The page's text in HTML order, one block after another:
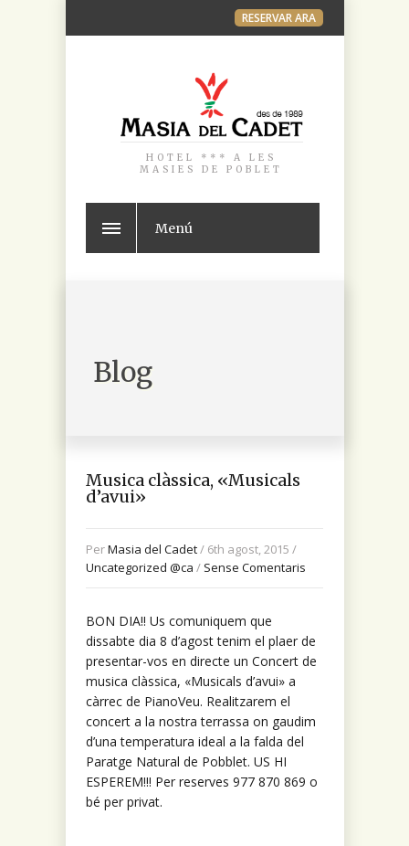
RESERVAR ARA
HOTEL *** A LES
MASIES DE POBLET
Menú
Blog
Musica clàssica, «Musicals
d’avui»
PerMasia del Cadet/ 6th agost, 2015 /
Uncategorized @ca / Sense Comentaris
BON DIA!! Us comuniquem que
dissabte dia 8 d’agost tenim el plaer de
presentar-vos en directe un Concert de
musica clàssica, «Musicals d’avui» a
càrrec de PianoVeu. Realitzarem el
concert a la nostra terrassa on gaudim
d’una temperatura ideal a la falda del
Paratge Natural de Pobblet. US HI
ESPEREM!!! Per reserves 977 870 869 o
bé per privat.